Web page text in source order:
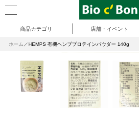
商品カテゴリ 店舗・イベント
ホーム HEMPS 有機ヘンププロテインパウダー 140g